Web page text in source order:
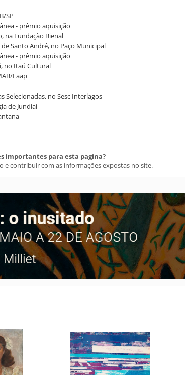
SP
- prêmio aquisição
na Fundação Bienal
Santo André, no Paço Municipal
- prêmio aquisição
no Itaú Cultural
Faap
Selecionadas, no Sesc Interlagos
de Jundiaí
importantes para esta pagina?
e contribuir com as informações expostas no site.